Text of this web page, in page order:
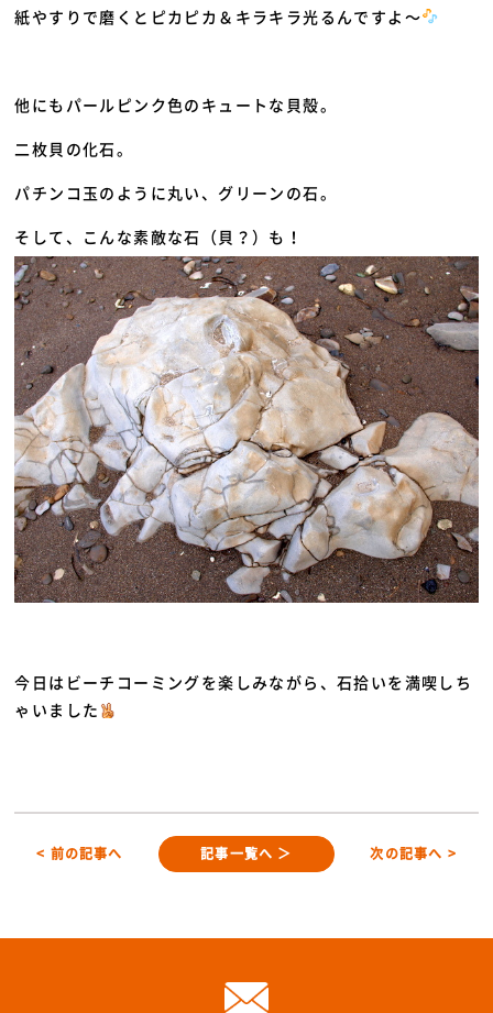
紙やすりで磨くとピカピカ＆キラキラ光るんですよ～
他にもパールピンク色のキュートな貝殻。
二枚貝の化石。
パチンコ玉のように丸い、グリーンの石。
そして、こんな素敵な石（貝？）も！
今日はビーチコーミングを楽しみながら、石拾いを満喫しち
ゃいました
< 前の記事へ 記事一覧へ ＞ 次の記事へ >